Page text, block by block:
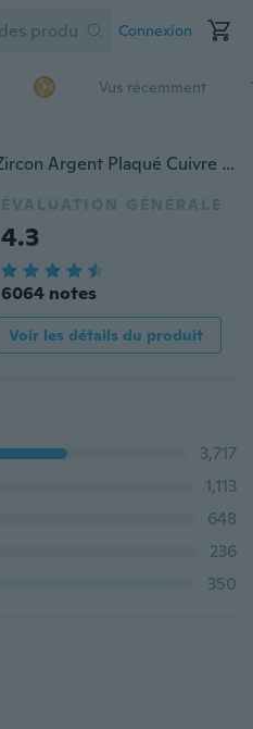
Connexion
Vus récemment
Pendentif en Zircon Coeur Zircon Argent Plaqué Cuivre Lumineux Pendentif Fée Ronde Magique Collier Cercle Lumineux
ÉVALUATION GÉNÉRALE
4.3
6064 notes
Voir les détails du produit
3,717
1,113
648
236
350